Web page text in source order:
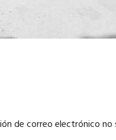
de correo electrónico no